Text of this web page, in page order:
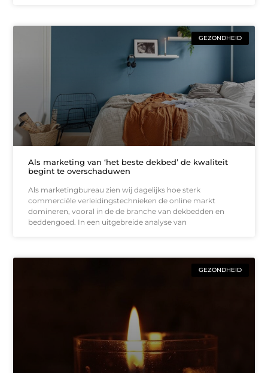
GEZONDHEID
Als marketing van ‘het beste dekbed’ de kwaliteit
begint te overschaduwen
Als marketingbureau zien wij dagelijks hoe sterk
commerciële verleidingstechnieken de online markt
domineren, vooral in de de branche van dekbedden en
beddengoed. In een uitgebreide analyse van
GEZONDHEID